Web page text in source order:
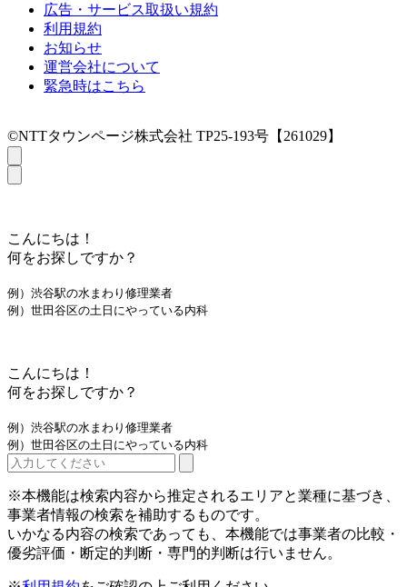
広告・サービス取扱い規約
利用規約
お知らせ
運営会社について
緊急時はこちら
©NTTタウンページ株式会社 TP25-193号【261029】
こんにちは！
何をお探しですか？
例）渋谷駅の水まわり修理業者
例）世田谷区の土日にやっている内科
こんにちは！
何をお探しですか？
例）渋谷駅の水まわり修理業者
例）世田谷区の土日にやっている内科
※本機能は検索内容から推定されるエリアと業種に基づき、
事業者情報の検索を補助するものです。
いかなる内容の検索であっても、本機能では事業者の比較・
優劣評価・断定的判断・専門的判断は行いません。